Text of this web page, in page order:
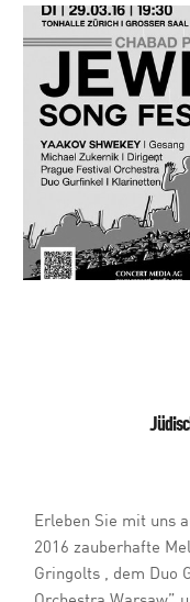
Erleben Sie mit uns
2016 zauberhafte
Gringolts , dem Duo